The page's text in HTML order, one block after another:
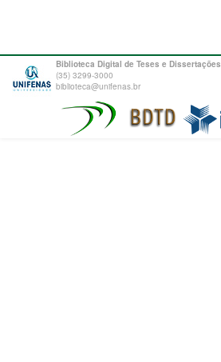
Biblioteca Digital de Teses e Dissertações
(35) 3299-3000
biblioteca@unifenas.br